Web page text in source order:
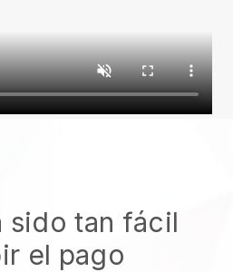
sido tan fácil
el pago